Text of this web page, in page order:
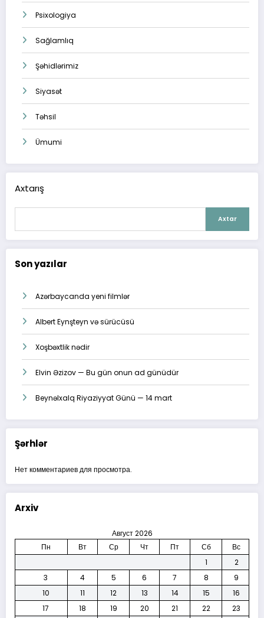
Psixologiya
Sağlamlıq
Şəhidlərimiz
Siyasət
Təhsil
Ümumi
Axtarış
Axtar
Son yazılar
Azərbaycanda yeni filmlər
Albert Eynşteyn və sürücüsü
Xoşbəxtlik nədir
Elvin Əzizov — Bu gün onun ad günüdür
Beynəlxalq Riyaziyyat Günü — 14 mart
Şərhlər
Нет комментариев для просмотра.
Arxiv
Август 2026
Пн
Вт Ср Чт Пт Сб
Вс
1
2
3
4 5 6 7 8
9
10
11 12 13 14 15
16
17
18 19 20 21 22 23